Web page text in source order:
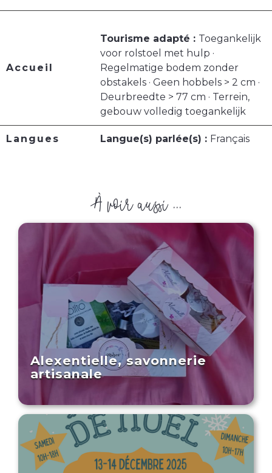
Accueil
Tourisme adapté : Toegankelijk
voor rolstoel met hulp ·
Regelmatige bodem zonder
obstakels · Geen hobbels > 2 cm ·
Deurbreedte > 77 cm · Terrein,
gebouw volledig toegankelijk
Langues Langue(s) parlée(s) : Français
À voir aussi ...
Alexentielle, savonnerie
artisanale